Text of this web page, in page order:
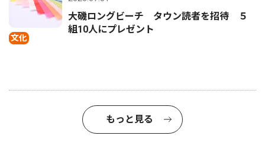
文化
大磯ロングビーチ タウン読者を招待 ５
組10人にプレゼント
もっと見る